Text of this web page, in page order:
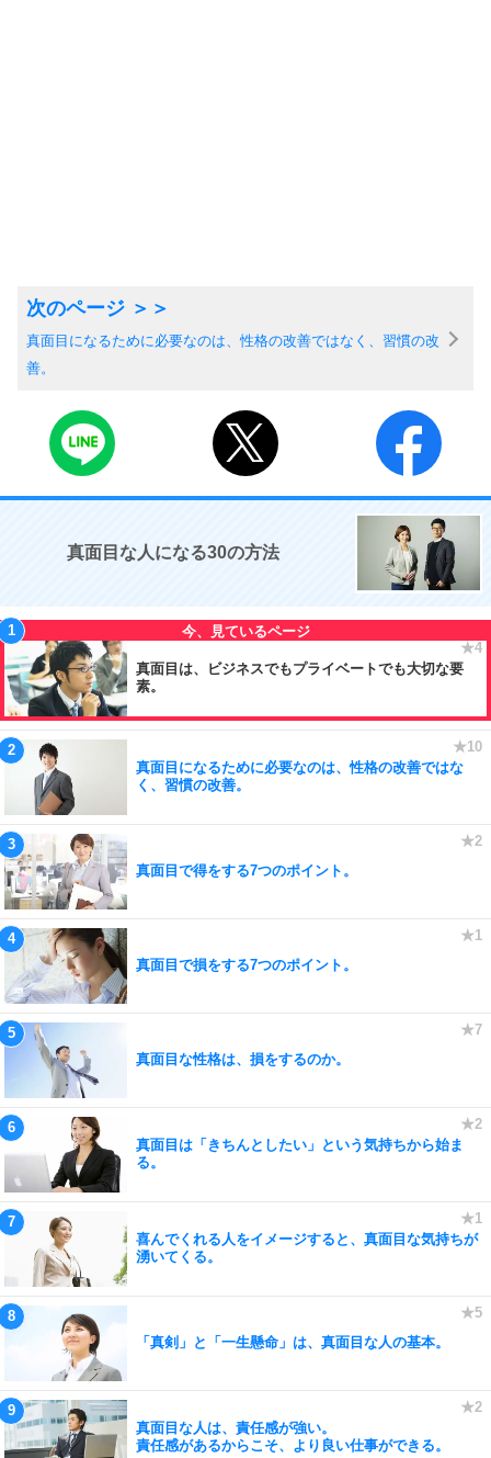
真面目になるために必要なのは、性格の改善ではなく、習慣の改
善。
真面目な人になる30の方法
真面目は、ビジネスでもプライベートでも大切な要
素。
真面目になるために必要なのは、性格の改善ではな
く、習慣の改善。
真面目で得をする7つのポイント。
真面目で損をする7つのポイント。
真面目な性格は、損をするのか。
真面目は「きちんとしたい」という気持ちから始ま
る。
喜んでくれる人をイメージすると、真面目な気持ちが
湧いてくる。
「真剣」と「一生懸命」は、真面目な人の基本。
真面目な人は、責任感が強い。
責任感があるからこそ、より良い仕事ができる。